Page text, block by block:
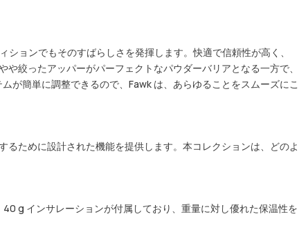
ョンでもそのすばらしさを発揮します。快適で信頼性が高く、
絞ったアッパーがパーフェクトなパウダーバリアとなる一方で、
が簡単に調整できるので、Fawk は、あらゆることをスムーズにこ
ために設計された機能を提供します。本コレクションは、どのよ
g インサレーションが付属しており、重量に対し優れた保温性を